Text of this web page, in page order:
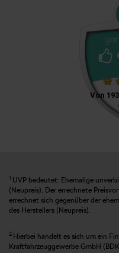
1 UVP bedeutet: Ehemalige
(Neupreis). Der errechnete
errechnet sich gegenüber der
des Herstellers (Neupreis).
2 Hierbei handelt es sich um ein
Kraftfahrzeuggewerbe GmbH